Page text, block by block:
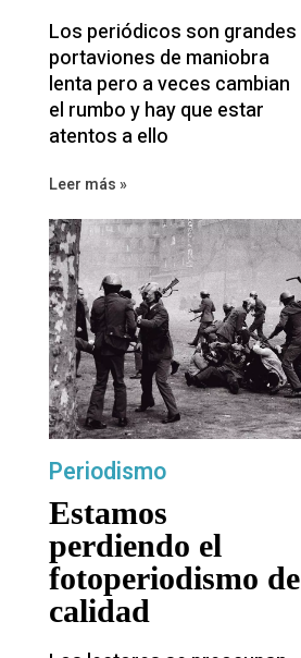
Los periódicos son grandes
portaviones de maniobra
lenta pero a veces cambian
el rumbo y hay que estar
atentos a ello
Leer más »
Estamos
perdiendo el
fotoperiodismo de
calidad
Periodismo